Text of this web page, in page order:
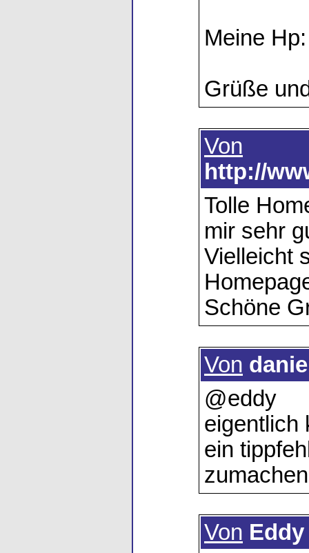
Meine
Grüße
Von
http://
Tolle
mir sehr
Vielleicht
Schöne
Von
@eddy
eigentlich
ein
Von Eddy